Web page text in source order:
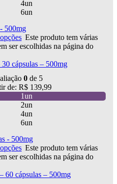
4un
6un
Este produto tem várias
ser escolhidas na página do
cápsulas – 500mg
0 de 5
de: R$ 139,99
1un
2un
4un
6un
Este produto tem várias
ser escolhidas na página do
60 cápsulas – 500mg